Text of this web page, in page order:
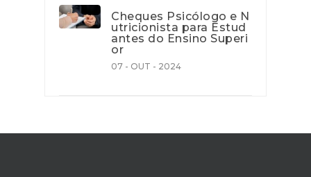
Cheques Psicólogo e N
utricionista para Estud
antes do Ensino Superi
or
07 - OUT - 2024